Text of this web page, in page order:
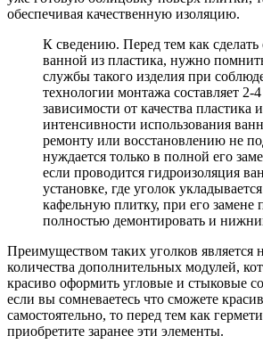
обеспечивая качественную изоляцию.
К сведению. Перед тем как сделать
ванной из пластика, нужно
службы такого изделия при
технологии монтажа составляет 2-4
зависимости от качества пластика и
интенсивности использования
ремонту или восстановлению не
нуждается только в полной его
если проводится гидроизоляция
установке, где уголок
кафельную плитку, при его замене
полностью демонтировать и
Преимуществом таких уголков является
количества дополнительных модулей,
красиво оформить угловые и стыковые
если вы сомневаетесь что сможете
самостоятельно, то перед тем как
приобретите заранее эти элементы.